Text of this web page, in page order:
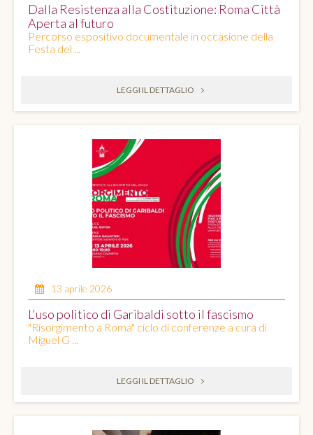
Dalla Resistenza alla Costituzione: Roma Città
Aperta al futuro
Percorso espositivo documentale in occasione della
Festa del ...
LEGGI IL DETTAGLIO
13 aprile 2026
L'uso politico di Garibaldi sotto il fascismo
"Risorgimento a Roma" ciclo di conferenze a cura di
Miguel G ...
LEGGI IL DETTAGLIO